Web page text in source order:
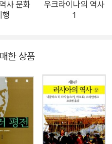
세르
고 당시 방사능 오염수가 흘러
. 플로히는 최근에 개방된 문서
한 연구를 바탕으로 체르노빌 원
시에 사고의 근본 원인이 소련의
대한 맹신과 오만에 있다는 것을
큰 맥락에서 체르노빌 사고와
상관관계를 잘 보여주고 있다.
사 문화
행
우크라이나의 역사
1
한 상품